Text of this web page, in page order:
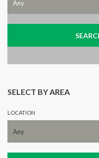
SELECT BY AREA
LOCATION